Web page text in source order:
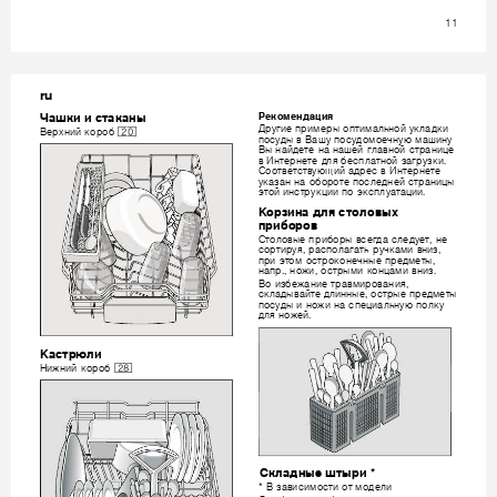
11
ru
a  caa o
   
Bepx opo 1"
  
     
     
  
     
   .
Kopa  coox
popo
   

,   ,
   
., ,   .
  ,
 ,  
   
 .
Kacp
H opo 1b
Cae p *
*Bacoc ooe